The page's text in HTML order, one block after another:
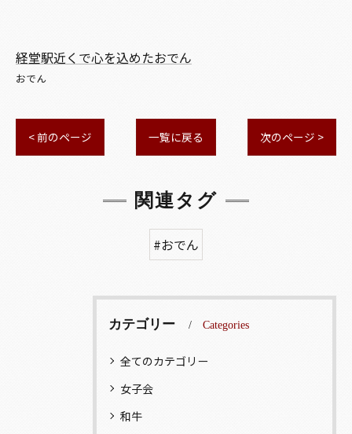
経堂駅近くで心を込めたおでん
おでん
< 前のページ 一覧に戻る 次のページ >
関連タグ
#おでん
カテゴリー Categories
全てのカテゴリー
女子会
和牛